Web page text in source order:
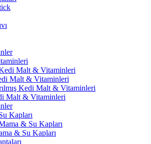
Malt & Vitaminleri
Malt & Vitaminleri
Kedi Malt & Vitaminleri
Malt & Vitaminleri
Kapları
& Su Kapları
& Su Kapları